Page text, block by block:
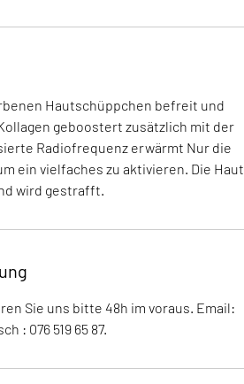
Hautschüppchen befreit und
geboostert zusätzlich mit der
Radiofrequenz erwärmt Nur die
ein vielfaches zu aktivieren. Die Haut
wird gestrafft.
Sie uns bitte 48h im voraus. Email: